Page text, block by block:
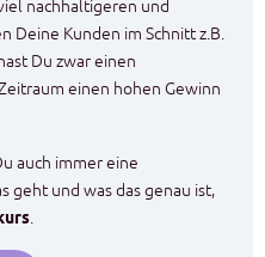
nachhaltigeren und
Deine Kunden im Schnitt z.B.
Du zwar einen
einen hohen Gewinn
auch immer eine
geht und was das genau ist,
.